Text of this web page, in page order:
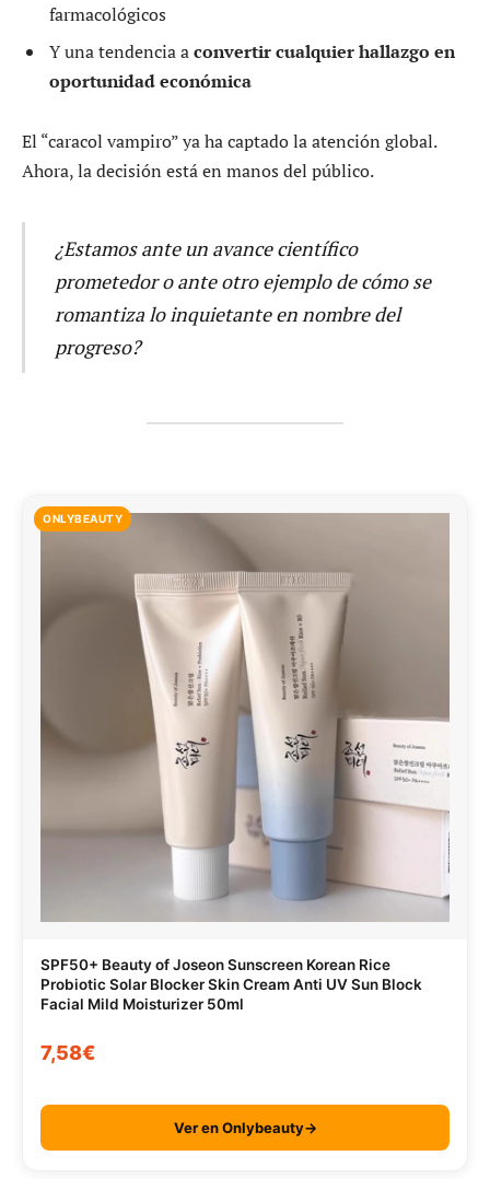
farmacológicos
Y una tendencia aconvertir cualquier hallazgo en
oportunidad económica
El “caracol vampiro” ya ha captado la atención global.
Ahora, la decisión está en manos del público.
¿Estamos ante un avance científico
prometedor o ante otro ejemplo de cómo se
romantiza lo inquietante en nombre del
progreso?
ONLYBEAUTY
SPF50+ Beauty of Joseon Sunscreen Korean Rice
Probiotic Solar Blocker Skin Cream Anti UV Sun Block
Facial Mild Moisturizer 50ml
7,58€
Ver en Onlybeauty→